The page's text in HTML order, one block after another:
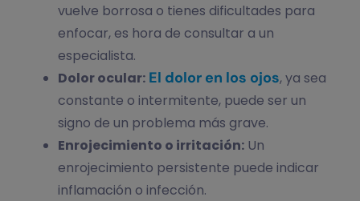
vuelve borrosa o tienes dificultades para
enfocar, es hora de consultar a un
especialista.
Dolor ocular: El dolor en los ojos, ya sea
constante o intermitente, puede ser un
signo de un problema más grave.
Enrojecimiento o irritación: Un
enrojecimiento persistente puede indicar
inflamación o infección.